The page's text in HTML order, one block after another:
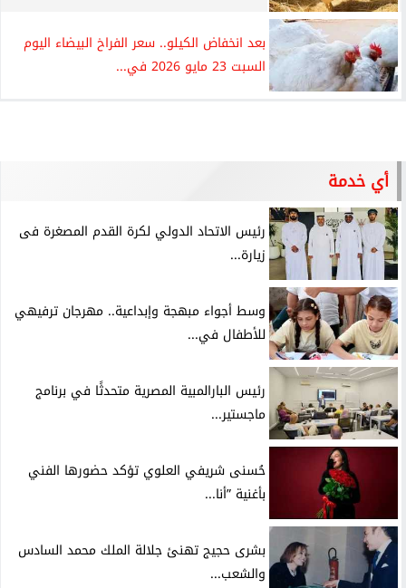
بعد انخفاض الكيلو.. سعر الفراخ البيضاء اليوم
السبت 23 مايو 2026 في...
أي خدمة
رئيس الاتحاد الدولي لكرة القدم المصغرة فى
زيارة...
وسط أجواء مبهجة وإبداعية.. مهرجان ترفيهي
للأطفال في...
رئيس البارالمبية المصرية متحدثًا في برنامج
ماجستير...
حُسنى شريفي العلوي تؤكد حضورها الفني
بأغنية ”أنا...
بشرى حجيج تهنئ جلالة الملك محمد السادس
والشعب...